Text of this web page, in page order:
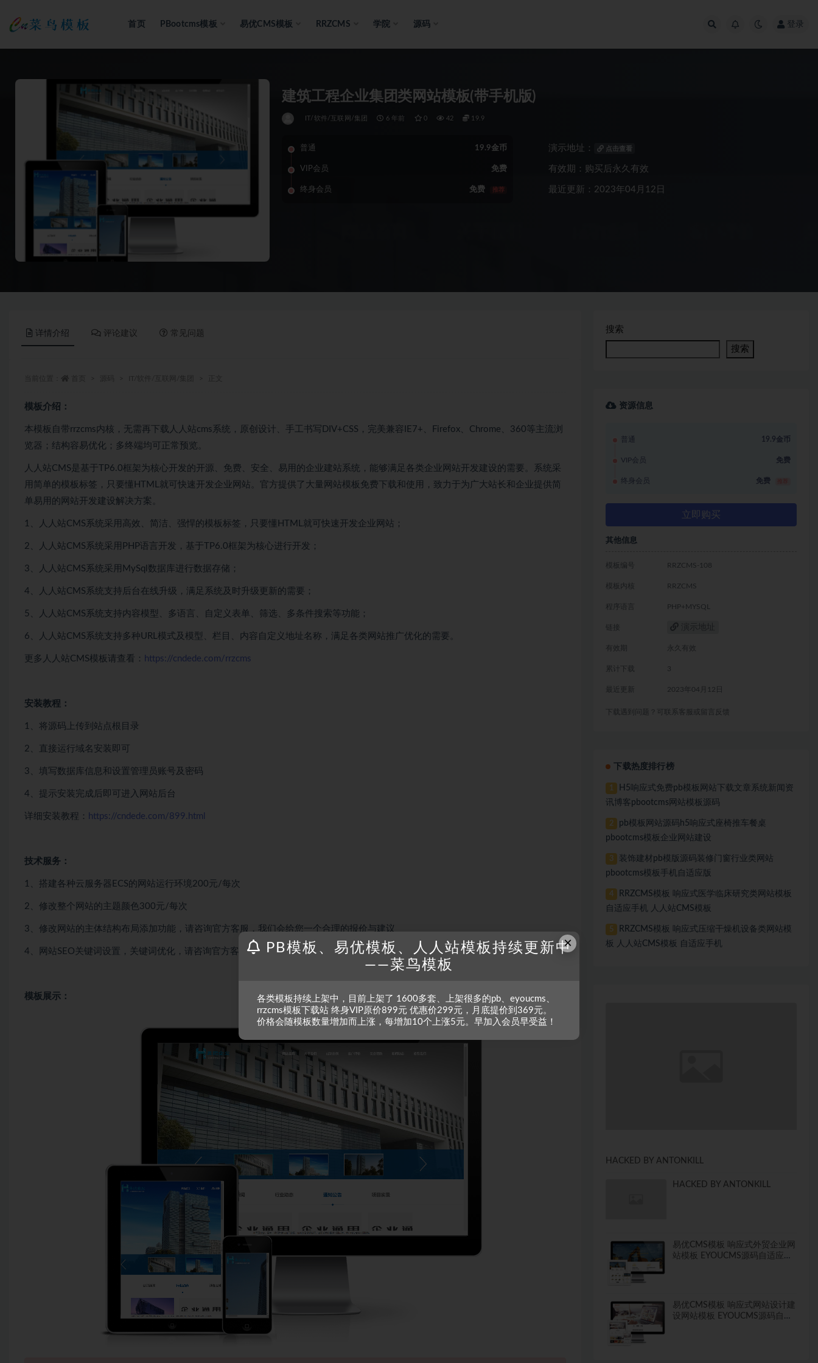
首页 PBootcms模板 易优CMS模板 RRZCMS 学院 源码 登录
建筑工程企业集团类网站模板(带手机版)
IT/软件/互联网/集团 6 年前 0 42 19.9
普通 19.9金币
VIP会员 免费
终身会员 免费 推荐
演示地址： 点击查看
有效期：购买后永久有效
最近更新：2023年04月12日
详情介绍 评论建议 常见问题
模板介绍：
本模板自带rrzcms内核，无需再下载人人站cms系统，原创设计、手工书写DIV+CSS，完美兼容IE7+、Firefox、Chrome、360等主流浏
览器；结构容易优化；多终端均可正常预览。
人人站CMS是基于TP6.0框架为核心开发的开源、免费、安全、易用的企业建站系统，能够满足各类企业网站开发建设的需要。系统采
用简单的模板标签，只要懂HTML就可快速开发企业网站。官方提供了大量网站模板免费下载和使用，致力于为广大站长和企业提供简
单易用的网站开发建设解决方案。
1、人人站CMS系统采用高效、简洁、强悍的模板标签，只要懂HTML就可快速开发企业网站；
2、人人站CMS系统采用PHP语言开发，基于TP6.0框架为核心进行开发；
3、人人站CMS系统采用MySql数据库进行数据存储；
4、人人站CMS系统支持后台在线升级，满足系统及时升级更新的需要；
5、人人站CMS系统支持内容模型、多语言、自定义表单、筛选、多条件搜索等功能；
6、人人站CMS系统支持多种URL模式及模型、栏目、内容自定义地址名称，满足各类网站推广优化的需要。
更多人人站CMS模板请查看： https://cndede.com/rrzcms
安装教程：
1、将源码上传到站点根目录
2、直接运行域名安装即可
3、填写数据库信息和设置管理员账号及密码
4、提示安装完成后即可进入网站后台
详细安装教程： https://cndede.com/899.html
技术服务：
1、搭建各种云服务器ECS的网站运行环境200元/每次
2、修改整个网站的主题颜色300元/每次
3、修改网站的主体结构布局添加功能，请咨询官方客服，我们会给您一个合理的报价与建议
4、网站SEO关键词设置，关键词优化，请咨询官方客服报价
模板展示：
搜索
搜索
资源信息
普通 19.9金币
VIP会员 免费
终身会员 免费
立即购买
其他信息
模板编号 RRZCMS-108
模板内核 RRZCMS
程序语言 PHP+MYSQL
链接
有效期 永久有效
累计下载 3
最近更新 2023年04月12日
下载遇到问题？可联系客服或留言反馈
下载热度排行榜
1
H5响应式免费pb模板网站下载文章系统新闻资
讯博客pbootcms网站模板源码
2
pb模板网站源码h5响应式座椅推车餐桌
pbootcms模板企业网站建设
3
装饰建材pb模版源码装修门窗行业类网站
pbootcms模板手机自适应版
4
RRZCMS模板 响应式医学临床研究类网站模板
自适应手机 人人站CMS模板
5
RRZCMS模板 响应式压缩干燥机设备类网站模
板 人人站CMS模板 自适应手机
HACKED BY ANTONKILL
HACKED BY ANTONKILL
易优CMS模板 响应式外贸企业网
站模板 EYOUCMS源码自适应手
易优CMS模板 响应式网站设计建
设网站模板 EYOUCMS源码自适
×
PB模板、易优模板、人人站模板持续更新中
——菜鸟模板
各类模板持续上架中，目前上架了 1600多套、上架很多的pb、eyoucms、
rrzcms模板下载站 终身VIP原价899元 优惠价299元，月底提价到369元。
价格会随模板数量增加而上涨，每增加10个上涨5元。早加入会员早受益！